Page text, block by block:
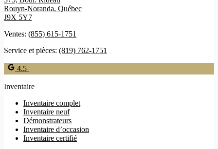
Rouyn-Noranda, Québec
J9X 5Y7
Ventes: (855) 615-1751
Service et pièces: (819) 762-1751
4.5
Inventaire
Inventaire complet
Inventaire neuf
Démonstrateurs
Inventaire d’occasion
Inventaire certifié